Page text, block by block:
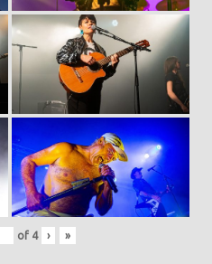
of 4 › »